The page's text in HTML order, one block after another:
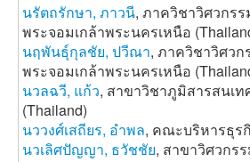
นรัตถรักษา, ภาวนี, ภาควิชาวิศวกร
พระจอมเกล้าพระนครเหนือ
นฤพันธุ์กุลชัย, ปวีณา, ภาควิชาวิศว
พระจอมเกล้าพระนครเหนือ
นวลฉวี, แก้ว, สาขาวิชาภูมิสารสนเ
(Thailand)
นววงศ์เสถียร, อำพล, คณะบริหารธุร
นวเลิศปัญญา, ธวัชชัย, สาขาวิศวกร